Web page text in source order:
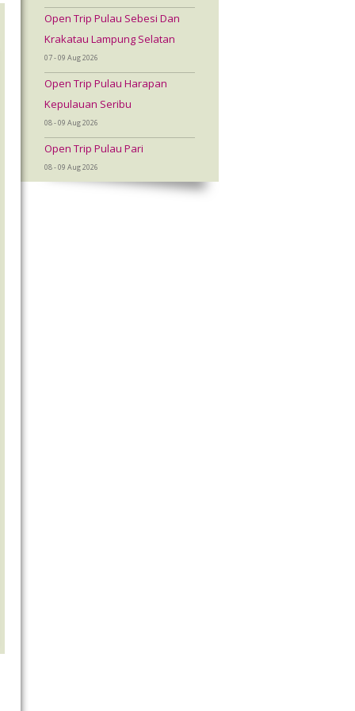
Open Trip Pulau Sebesi Dan
Krakatau Lampung Selatan
07 - 09 Aug 2026
Open Trip Pulau Harapan
Kepulauan Seribu
08 - 09 Aug 2026
Open Trip Pulau Pari
08 - 09 Aug 2026